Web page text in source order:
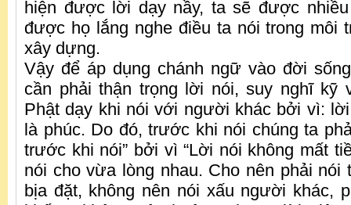
hiện được lời dạy nầy, ta sẽ được
được họ lắng nghe điều ta nói trong môi
xây dựng.
Vậy để áp dụng chánh ngữ vào đời
cần phải thận trọng lời nói, suy nghĩ kỹ
Phật dạy khi nói với người khác bởi vì:
là phúc. Do đó, trước khi nói chúng ta
trước khi nói” bởi vì “Lời nói không mất
nói cho vừa lòng nhau. Cho nên phải nói
bịa đặt, không nên nói xấu người khác,